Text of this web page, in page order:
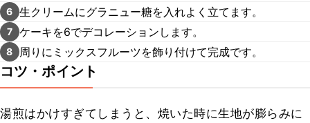
6 生クリームにグラニュー糖を入れよく立てます。
7 ケーキを6でデコレーションします。
8 周りにミックスフルーツを飾り付けて完成です。
コツ・ポイント
湯煎はかけすぎてしまうと、焼いた時に生地が膨らみに